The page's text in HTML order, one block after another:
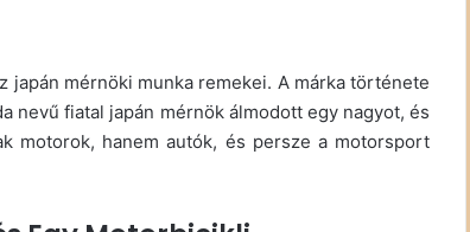
japán mérnöki munka remekei. A márka története
nevű fiatal japán mérnök álmodott egy nagyot, és
motorok, hanem autók, és persze a motorsport